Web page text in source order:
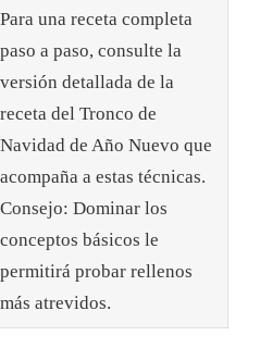
Para una receta completa
paso a paso, consulte la
versión detallada de la
receta del Tronco de
Navidad de Año Nuevo que
acompaña a estas técnicas.
Consejo: Dominar los
conceptos básicos le
permitirá probar rellenos
más atrevidos.